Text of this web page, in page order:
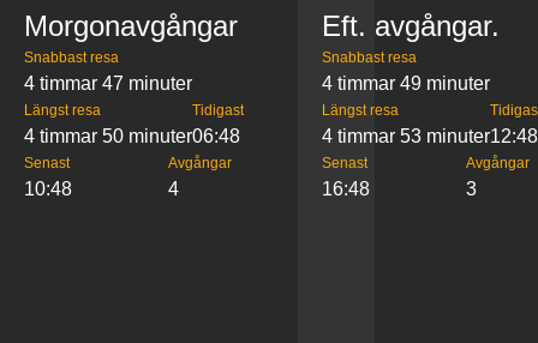
Morgonavgångar
Snabbast resa
4 timmar 47 minuter
Längst resa
4 timmar 50 minuter
Tidigast
06:48
Senast
10:48
Avgångar
4
Eft. avgångar.
Snabbast resa
4 timmar 49 minuter
Längst resa
4 timmar 53 minuter12:48
Senast
16:48
Avgångar
3